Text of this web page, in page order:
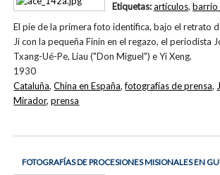
El pie de la primera foto identifica, bajo el retrato
Ji con la pequeña Finin en el regazo, el periodista
Txang-Ué-Pe, Liau ("Don Miguel") e Yi Xeng.
1930
Etiquetas:artículos, barrio
Cataluña,China en España,fotografías de prensa,
Mirador,prensa
FOTOGRAFÍAS DE PROCESIONES MISIONALES EN